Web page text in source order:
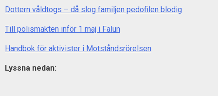
Dottern våldtogs – då slog familjen pedofilen blodig
Till polismakten inför 1 maj i Falun
Handbok för aktivister i Motståndsrörelsen
Lyssna nedan: